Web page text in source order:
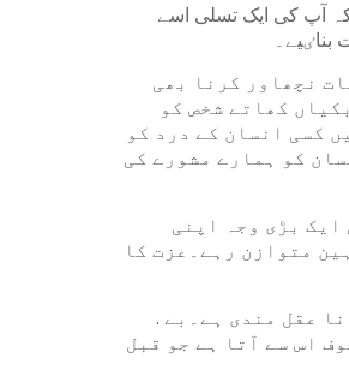
کہ آپ کی ایک تسلی اسے
بناٸیے۔
نچھاور کرنا بھی
کھاتے شخص کو
کسی انسان کے درد کو
کو ہمارے مشورے کی
ایک بڑی وجہ اپنی
متوازن رہے۔عزت کا
. سورج غروب ہونے والا ہے۔لوگوں کو سمجھانا ذہانت ہے مگر خود کو سمجھانا عقل مندی ہے۔بے
اس سے آتا ہے جو قبل